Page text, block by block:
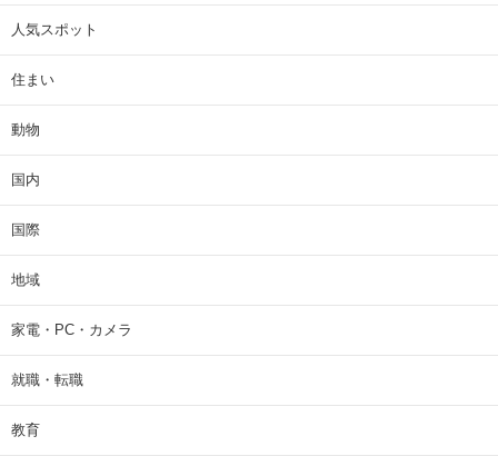
人気スポット
住まい
動物
国内
国際
地域
家電・PC・カメラ
就職・転職
教育